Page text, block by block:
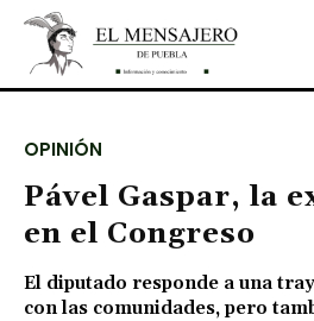
OPINIÓN
Pável Gaspar, la
en el Congreso
El diputado responde a una
con las comunidades, pero